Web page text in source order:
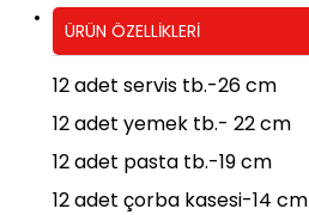
ÜRÜN ÖZELLIKLERI
12 adet servis tb.-26 cm
12 adet yemek tb.- 22 cm
12 adet pasta tb.-19 cm
12 adet çorba kasesi-14 cm